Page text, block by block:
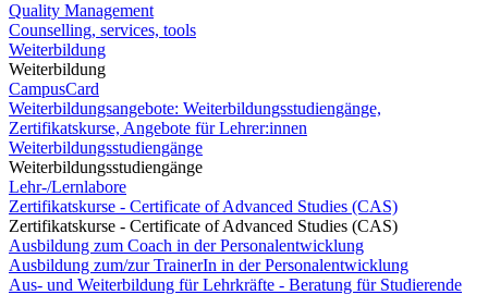
Quality Management
Counselling, services, tools
Weiterbildung
Weiterbildung
CampusCard
Weiterbildungsangebote: Weiterbildungsstudiengänge,
Zertifikatskurse, Angebote für Lehrer:innen
Weiterbildungsstudiengänge
Weiterbildungsstudiengänge
Lehr-/Lernlabore
Zertifikatskurse - Certificate of Advanced Studies (CAS)
Zertifikatskurse - Certificate of Advanced Studies (CAS)
Ausbildung zum Coach in der Personalentwicklung
Ausbildung zum/zur TrainerIn in der Personalentwicklung
Aus- und Weiterbildung für Lehrkräfte - Beratung für Studierende